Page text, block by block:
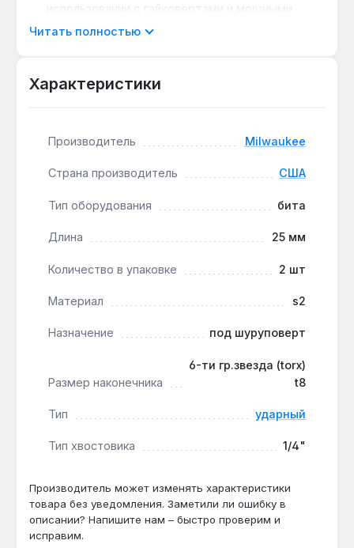
использовании с гайковертами и мощными
шуруповертами.
обеспечивает плотное фиксирование в головке
Для ограниченных пространств:длина 25
например, при монтаже автомобильных
панелей или металлических конструкций.
США, что подтверждает контроль качества на
Бита подходит для профессионального монтажа в
строительстве, где требуется высокая передача
одинаковые биты для замены или одновременной
работы двумя инструментами. Гарантия 2 года,
доставка по Украине.
Да — ударная конструкция и сталь S2
обеспечивают устойчивость к нагрузкам при
закручивании крепежа Torx T8 с крутящим
Читать полностью
Характеристики
Производитель Milwaukee
Страна производитель США
Тип оборудования бита
Длина 25 мм
Количество в упаковке 2 шт
Материал s2
Назначение под шуруповерт
Размер наконечника
6-ти гр.звезда (torx)
t8
Тип ударный
Тип хвостовика 1/4"
Производитель может изменять характеристики
товара без уведомления. Заметили ли ошибку в
описании? Напишите нам – быстро проверим и
исправим.